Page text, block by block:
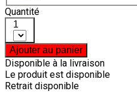
Quantité
1
Ajouter au panier
Disponible à la livraison
Le produit est disponible
Retrait disponible